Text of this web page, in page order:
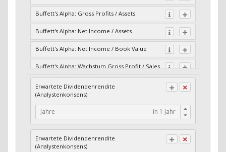
Buffett's Alpha: Gross Profits / Assets
Buffett's Alpha: Net Income / Assets
Buffett's Alpha: Net Income / Book Value
Buffett's Alpha: Wachstum Gross Profit / Sales
Buffett's Alpha: Wachstum Residual Cash Flow
/ Assets
Buffett's Alpha: Wachstum Residual Gross
Profits / Assets
Income / Assets
Erwartete Dividendenrendite
(Analystenkonsens)
Jahre
Erwartete Dividendenrendite
(Analystenkonsens)